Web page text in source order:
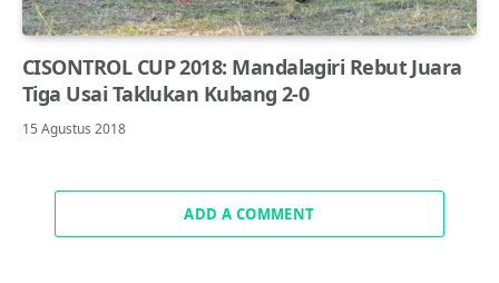
CISONTROL CUP 2018: Mandalagiri Rebut Juara
Tiga Usai Taklukan Kubang 2-0
15 Agustus 2018
ADD A COMMENT